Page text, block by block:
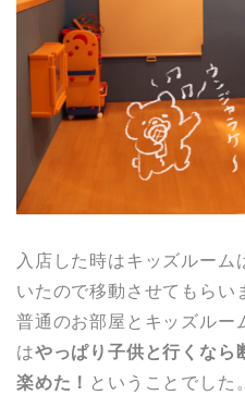
入店した時はキッズルーム
いたので移動させてもらい
普通のお部屋とキッズルー
はやっぱり子供と行くなら
楽めた！ ということでした。